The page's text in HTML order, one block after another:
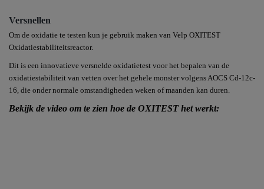
Versnellen
Om de oxidatie te testen kun je gebruik maken van Velp OXITEST
Oxidatiestabiliteitsreactor.
Dit is een innovatieve versnelde oxidatietest voor het bepalen van de
oxidatiestabiliteit van vetten over het gehele monster volgens AOCS Cd-12c-
16, die onder normale omstandigheden weken of maanden kan duren.
Bekijk de video om te zien hoe de OXITEST het werkt: